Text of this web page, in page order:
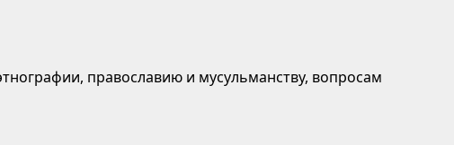
православию и мусульманству, вопросам